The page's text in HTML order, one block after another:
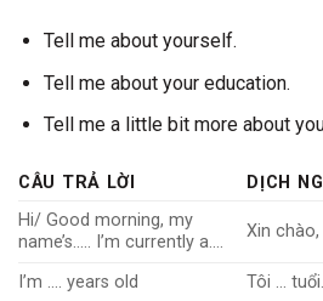
Tell me about yourself.
Tell me about your education.
Tell me a little bit more about
CÂU TRẢ LỜI
DỊCH
Hi/ Good morning, my
name’s….. I’m currently a….
Xin
I’m …. years old Tôi … tuổi.